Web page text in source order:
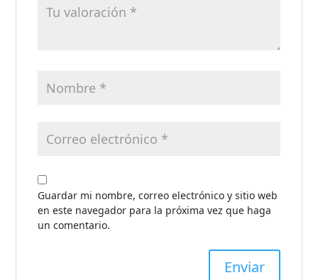
Guardar mi nombre, correo electrónico y sitio web
en este navegador para la próxima vez que haga
un comentario.